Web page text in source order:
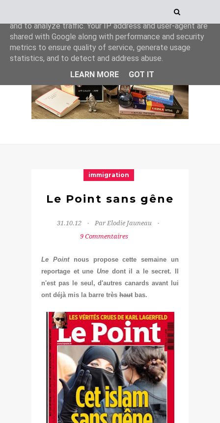
immigration
Le Point sans gêne
31.10.12
Par Elodie Jauneau
9 Commentaires
Le Pointnous propose cette semaine un
reportage et une Une dont il a le secret. Il
n'est pas le seul, d'autres canards avant lui
ont déjà mis la barre très haut bas.
This site uses cookies from Google to deliver its services
and to analyze traffic. Your IP address and user-agent are
shared with Google along with performance and security
metrics to ensure quality of service, generate usage
statistics, and to detect and address abuse.
LEARN MORE
GOT IT